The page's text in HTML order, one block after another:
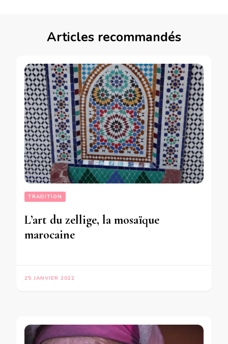
Articles recommandés
TRADITION
L’art du zellige, la mosaïque
marocaine
25 JANVIER 2022